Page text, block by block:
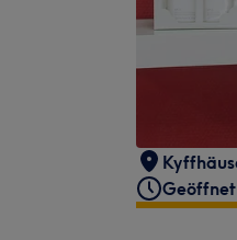
Geöffnet